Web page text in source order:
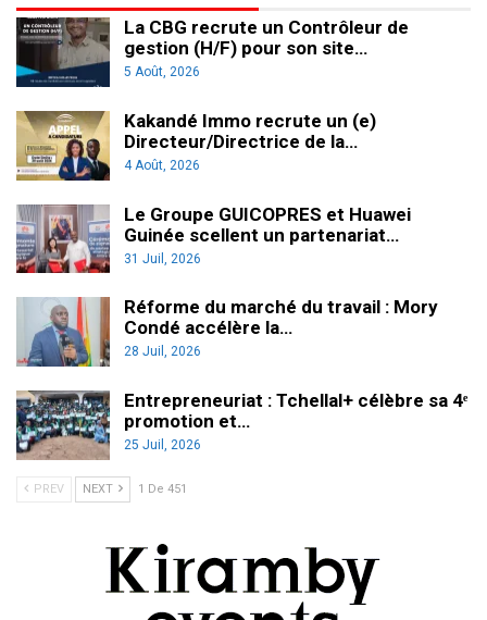
La CBG recrute un Contrôleur de
gestion (H/F) pour son site…
5 Août, 2026
Kakandé Immo recrute un (e)
Directeur/Directrice de la…
4 Août, 2026
Le Groupe GUICOPRES et Huawei
Guinée scellent un partenariat…
31 Juil, 2026
Réforme du marché du travail : Mory
Condé accélère la…
28 Juil, 2026
Entrepreneuriat : Tchellal+ célèbre sa 4ᵉ
promotion et…
25 Juil, 2026
PREV NEXT 1 De 451